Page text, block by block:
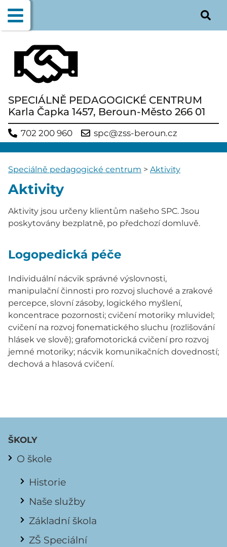
SPECIÁLNĚ PEDAGOGICKÉ CENTRUM
Karla Čapka 1457, Beroun-Město 266 01
702 200 960 spc@zss-beroun.cz
Speciálně pedagogické centrum > Aktivity
Aktivity
Aktivity jsou určeny klientům našeho SPC. Jsou
poskytovány bezplatně, po předchozí domluvě.
Logopedická péče
Individuální nácvik správné výslovnosti,
manipulační činnosti pro rozvoj sluchové a zrakové
percepce, slovní zásoby, logického myšlení,
koncentrace pozornosti; cvičení motoriky mluvidel;
cvičení na rozvoj fonematického sluchu (rozlišování
hlásek ve slově); grafomotorická cvičení pro rozvoj
jemné motoriky; nácvik komunikačních dovedností;
dechová a hlasová cvičení.
ŠKOLY
O škole
Historie
Naše služby
Základní škola
ZŠ Speciální